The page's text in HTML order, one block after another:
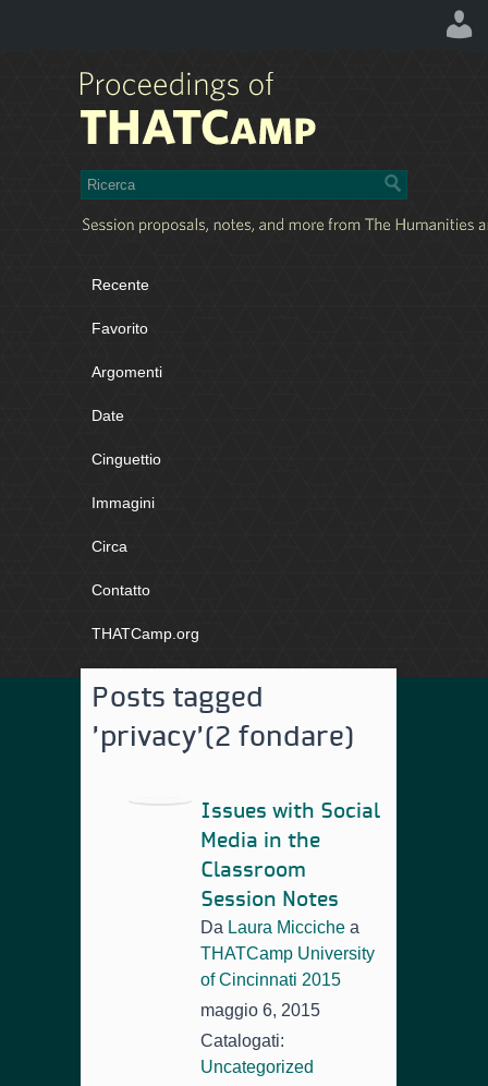
Recente
Favorito
Argomenti
Date
Cinguettio
Immagini
Circa
Contatto
THATCamp.org
Posts tagged
'privacy'(2 fondare)
Issues with Social
Media in the
Classroom
Session Notes
Da Laura Micciche a
THATCamp University
of Cincinnati 2015
maggio 6, 2015
Catalogati:
Uncategorized